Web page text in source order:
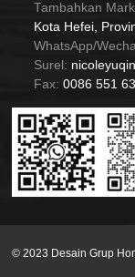
Tambahkan
Kota Hefei,
WhatsApp/
Surel:
Fax: 0086 551
© 2023 Desain Grup